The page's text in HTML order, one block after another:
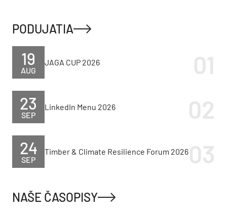
PODUJATIA
AUG
19 JAGA CUP 2026
SEP
23 LinkedIn Menu 2026
SEP
24 Timber & Climate Resilience Forum 2026
NAŠE ČASOPISY